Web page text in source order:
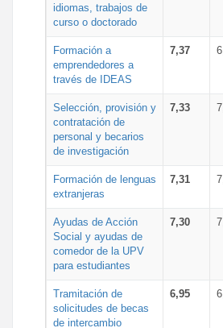
idiomas, trabajos de
curso o doctorado
Formación a
emprendedores a
través de IDEAS
7,37
Selección, provisión y
contratación de
personal y becarios
de investigación
7,33
Formación de lenguas
extranjeras
7,31
Ayudas de Acción
Social y ayudas de
comedor de la UPV
para estudiantes
7,30
Tramitación de
solicitudes de becas
de intercambio
6,95